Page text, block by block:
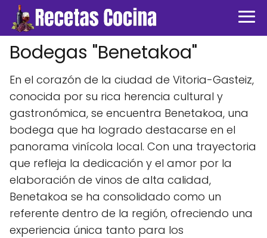
Bodegas "Benetakoa"
En el corazón de la ciudad de Vitoria-Gasteiz,
conocida por su rica herencia cultural y
gastronómica, se encuentra Benetakoa, una
bodega que ha logrado destacarse en el
panorama vinícola local. Con una trayectoria
que refleja la dedicación y el amor por la
elaboración de vinos de alta calidad,
Benetakoa se ha consolidado como un
referente dentro de la región, ofreciendo una
experiencia única tanto para los